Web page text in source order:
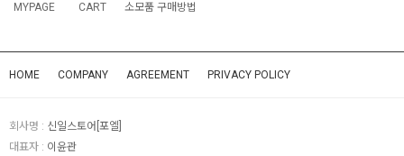
MYPAGE CART 소모품 구매방법
HOME COMPANY AGREEMENT PRIVACY POLICY
회사명 : 신일스토어[포엘]
대표자 : 이윤관